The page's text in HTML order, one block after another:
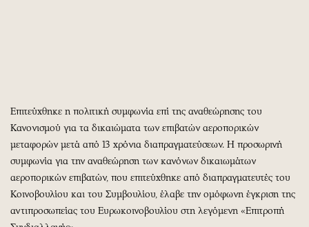
Σινεμά
Θέατρο-Χορός
Μουσική
Εικαστικά
Βιβλίο
Χειρόγραφα
Wine routes
Podcasts
Uncut
Προσφορές
Προσωπικότητες στην ''Κ''
Επιστολές
Επιτεύχθηκε η πολιτική συμφωνία επί της αναθεώρησης του
Κανονισμού για τα δικαιώματα των επιβατών αεροπορικών
μεταφορών μετά από 13 χρόνια διαπραγματεύσεων. Η προσωρινή
συμφωνία για την αναθεώρηση των κανόνων δικαιωμάτων
αεροπορικών επιβατών, που επιτεύχθηκε από διαπραγματευτές του
Κοινοβουλίου και του Συμβουλίου, έλαβε την ομόφωνη έγκριση της
αντιπροσωπείας του Ευρωκοινοβουλίου στη λεγόμενη «Επιτροπή